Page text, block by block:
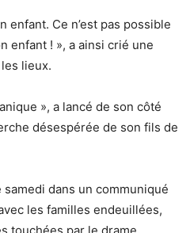
enfant. Ce n’est pas possible
enfant ! », a ainsi crié une
lieux.
», a lancé de son côté
désespérée de son fils de
dans un communiqué
les familles endeuillées,